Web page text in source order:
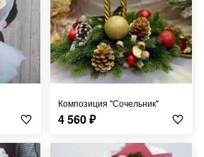
Композиция "Сочельник"
4 560₽